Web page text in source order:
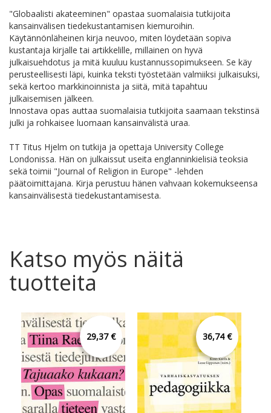
"Globaalisti akateeminen" opastaa suomalaisia tutkijoita
kansainvälisen tiedekustantamisen kiemuroihin.
Käytännönläheinen kirja neuvoo, miten löydetään sopiva
kustantaja kirjalle tai artikkelille, millainen on hyvä
julkaisuehdotus ja mitä kuuluu kustannussopimukseen. Se käy
perusteellisesti läpi, kuinka teksti työstetään valmiiksi julkaisuksi,
sekä kertoo markkinoinnista ja siitä, mitä tapahtuu
julkaisemisen jälkeen.
Innostava opas auttaa suomalaisia tutkijoita saamaan tekstinsä
julki ja rohkaisee luomaan kansainvälistä uraa.
TT Titus Hjelm on tutkija ja opettaja University College
Londonissa. Hän on julkaissut useita englanninkielisiä teoksia
sekä toimii "Journal of Religion in Europe" -lehden
päätoimittajana. Kirja perustuu hänen vahvaan kokemukseensa
kansainvälisestä tiedekustantamisesta.
Katso myös näitä
tuotteita
29,37 € 36,74 €